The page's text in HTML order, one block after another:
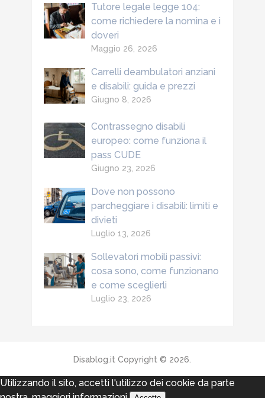
Tutore legale legge 104:
come richiedere la nomina e i
doveri
Maggio 26, 2026
Carrelli deambulatori anziani
e disabili: guida e prezzi
Giugno 8, 2026
Contrassegno disabili
europeo: come funziona il
pass CUDE
Giugno 23, 2026
Dove non possono
parcheggiare i disabili: limiti e
divieti
Luglio 13, 2026
Sollevatori mobili passivi:
cosa sono, come funzionano
e come sceglierli
Luglio 23, 2026
Disablog.it Copyright © 2026.
Utilizzando il sito, accetti l'utilizzo dei cookie da parte